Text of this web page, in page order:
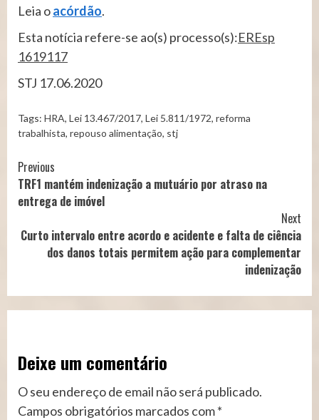
Leia oacórdão.
Esta notícia refere-se ao(s) processo(s):EREsp
1619117
STJ 17.06.2020
Tags: HRA, Lei 13.467/2017, Lei 5.811/1972, reforma
trabalhista, repouso alimentação, stj
Continue
Reading
Previous
TRF1 mantém indenização a mutuário por atraso na
entrega de imóvel
Next
Curto intervalo entre acordo e acidente e falta de ciência
dos danos totais permitem ação para complementar
indenização
Deixe um comentário
O seu endereço de email não será publicado.
Campos obrigatórios marcados com*